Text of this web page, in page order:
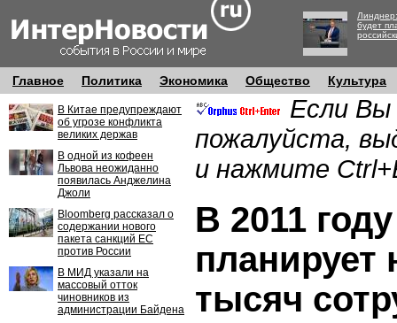
будет
Главное Политика Экономика Общество Культура
В Китае предупреждают
об угрозе конфликта
великих держав
В одной из кофеен
Львова неожиданно
появилась Анджелина
Джоли
Bloomberg рассказал о
содержании нового
пакета санкций ЕС
против России
В МИД указали на
массовый отток
чиновников из
администрации Байдена
Если Вы
пожалуйста,
и нажмите
В 2011
планирует
тысяч